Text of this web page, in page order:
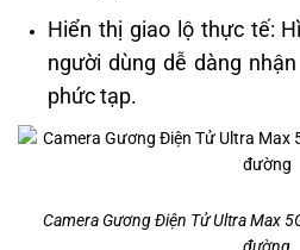
Hiển thị giao lộ thực tế:
người dùng dễ dàng
phức tạp.
Camera Gương Điện Tử Ultra Max